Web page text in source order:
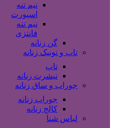
نیم تنه
اسپورت
نیم تنه
فانتزی
گن زنانه
تاپ و تونیک زنانه
تاپ
تیشرت زنانه
جوراب و ساق زنانه
جوراب زنانه
کالج زنانه
لباس شنا